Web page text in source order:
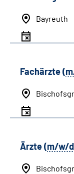
Bayreuth
Fachärzte (
Ärzte (m/w/d